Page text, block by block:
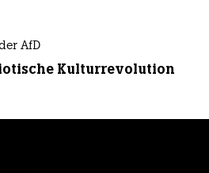
AfD
Kulturrevolution